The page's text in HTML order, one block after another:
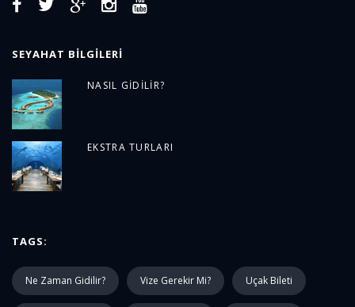
SEYAHAT BILGILERI
NASIL GIDILIR?
EKSTRA TURLARI
TAGS:
Ne Zaman Gidilir? Vize Gerekir Mi? Uçak Bileti